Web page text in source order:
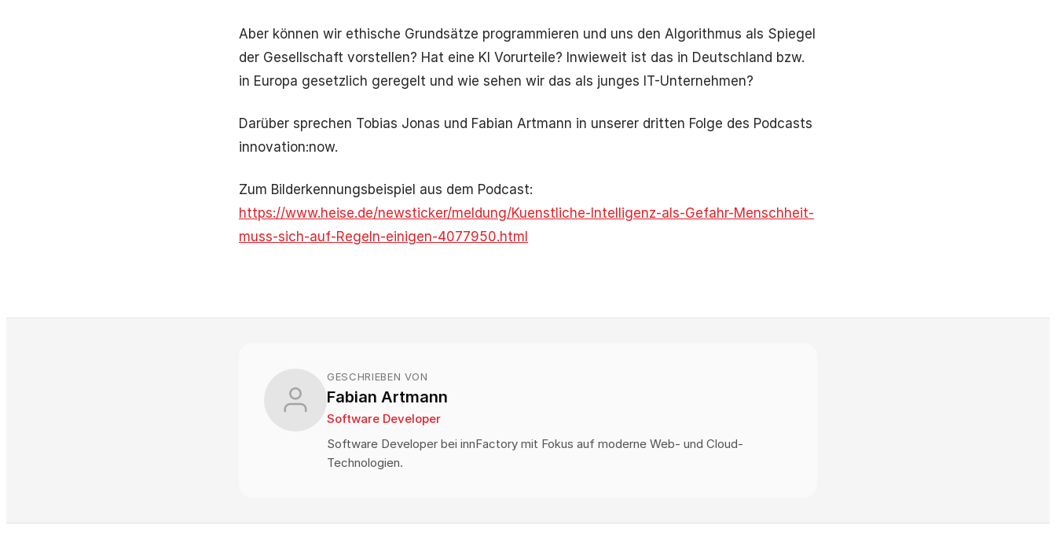
Aber können wir ethische Grundsätze programmieren und uns den Algorithmus als Spiegel
der Gesellschaft vorstellen? Hat eine KI Vorurteile? Inwieweit ist das in Deutschland bzw.
in Europa gesetzlich geregelt und wie sehen wir das als junges IT-Unternehmen?
Darüber sprechen Tobias Jonas und Fabian Artmann in unserer dritten Folge des Podcasts
innovation:now.
Zum Bilderkennungsbeispiel aus dem Podcast:
https://www.heise.de/newsticker/meldung/Kuenstliche-Intelligenz-als-Gefahr-Menschheit-
muss-sich-auf-Regeln-einigen-4077950.html
GESCHRIEBEN VON
Fabian Artmann
Software Developer
Software Developer bei innFactory mit Fokus auf moderne Web- und Cloud-
Technologien.